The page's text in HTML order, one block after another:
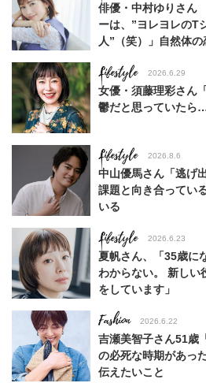
俳優・中村ゆりさん
ーは、”ヨレヨレのT
人”（笑）」自然体の
Lifestyle 2026.6.29
女優・須藤理彩さん
鬱だと思っていたら
Lifestyle 2026.8.6
中山優馬さん「逃げ
課題と向き合ってい
いる
Lifestyle 2026.6.23
夏帆さん、「35歳に
わからない。 新しい
をしています」
Fashion 2026.6.22
吉瀬美智子さん51歳
の必死な時期があっ
伝えたいこと